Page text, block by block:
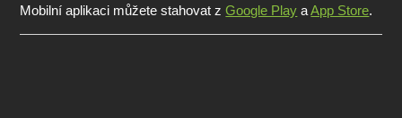
Mobilní aplikaci můžete stahovat zGoogle Play aApp Store.